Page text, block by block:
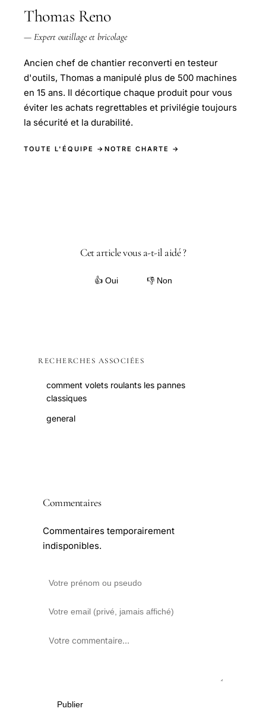
Thomas Reno
— Expert outillage et bricolage
Ancien chef de chantier reconverti en testeur
d'outils, Thomas a manipulé plus de 500 machines
en 15 ans. Il décortique chaque produit pour vous
éviter les achats regrettables et privilégie toujours
la sécurité et la durabilité.
TOUTE L'ÉQUIPE → NOTRE CHARTE →
Cet article vous a-t-il aidé ?
👍 Oui 👎 Non
RECHERCHES ASSOCIÉES
comment volets roulants les pannes
classiques
general
Commentaires
Commentaires temporairement
indisponibles.
Publier